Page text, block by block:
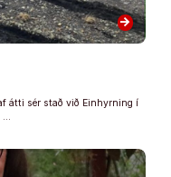
arrow_forward
átti sér stað við Einhyrning í